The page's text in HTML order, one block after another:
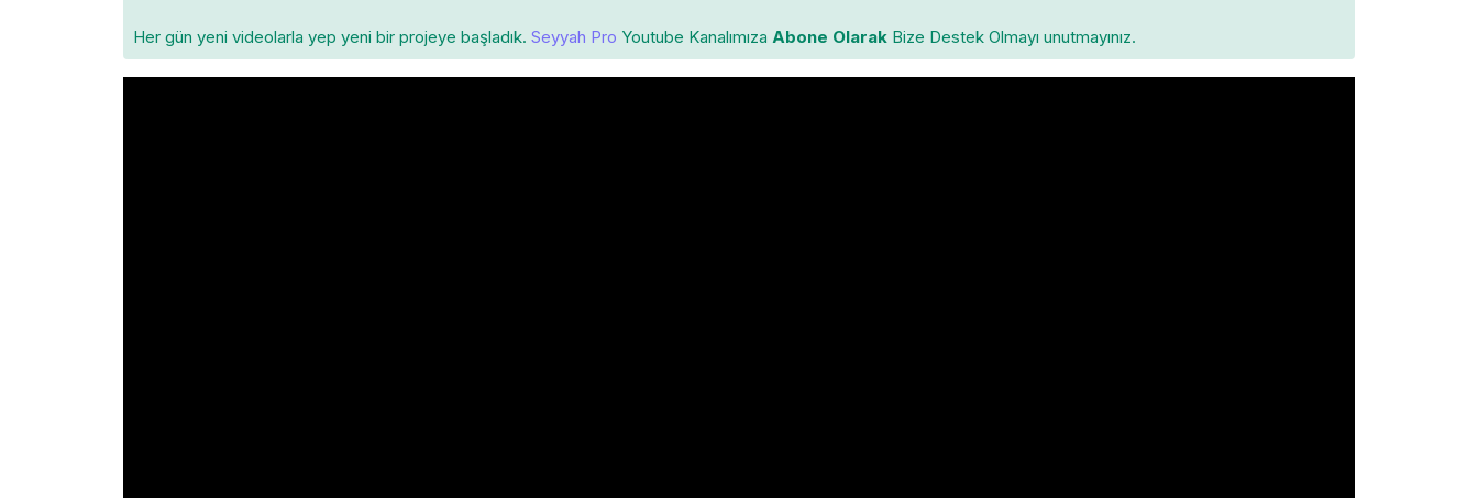
Her gün yeni videolarla yep yeni bir projeye başladık. Seyyah Pro Youtube Kanalımıza Abone Olarak Bize Destek Olmayı unutmayınız.